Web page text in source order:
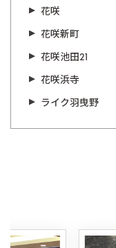
花咲
花咲新町
花咲池田21
花咲浜寺
ライク羽曳野